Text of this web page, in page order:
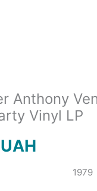
Anthony
Vinyl LP
UAH
1979